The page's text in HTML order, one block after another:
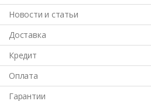
Новости и статьи
Доставка
Кредит
Оплата
Гарантии